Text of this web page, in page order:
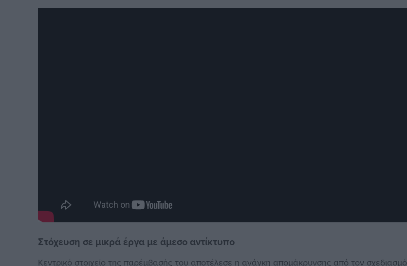
Στόχευση σε μικρά έργα με άμεσο αντίκτυπο
Κεντρικό στοιχείο της παρέμβασής του αποτέλεσε η ανάγκη απομάκρυνσης από τον σχεδιασμό